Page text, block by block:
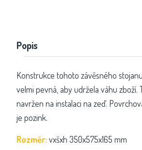
Popis
Konstrukce tohoto závěsného
velmi pevná, aby udržela váhu zboží.
navržen na instalaci na zeď.
je pozink.
Rozměr:vxšxh 350x575x165 mm